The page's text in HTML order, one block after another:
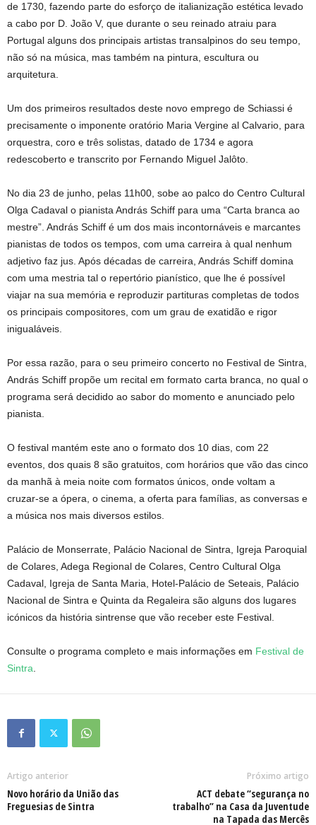
de 1730, fazendo parte do esforço de italianização estética levado
a cabo por D. João V, que durante o seu reinado atraiu para
Portugal alguns dos principais artistas transalpinos do seu tempo,
não só na música, mas também na pintura, escultura ou
arquitetura.
Um dos primeiros resultados deste novo emprego de Schiassi é
precisamente o imponente oratório Maria Vergine al Calvario, para
orquestra, coro e três solistas, datado de 1734 e agora
redescoberto e transcrito por Fernando Miguel Jalôto.
No dia 23 de junho, pelas 11h00, sobe ao palco do Centro Cultural
Olga Cadaval o pianista András Schiff para uma “Carta branca ao
mestre”. András Schiff é um dos mais incontornáveis e marcantes
pianistas de todos os tempos, com uma carreira à qual nenhum
adjetivo faz jus. Após décadas de carreira, András Schiff domina
com uma mestria tal o repertório pianístico, que lhe é possível
viajar na sua memória e reproduzir partituras completas de todos
os principais compositores, com um grau de exatidão e rigor
inigualáveis.
Por essa razão, para o seu primeiro concerto no Festival de Sintra,
András Schiff propõe um recital em formato carta branca, no qual o
programa será decidido ao sabor do momento e anunciado pelo
pianista.
O festival mantém este ano o formato dos 10 dias, com 22
eventos, dos quais 8 são gratuitos, com horários que vão das cinco
da manhã à meia noite com formatos únicos, onde voltam a
cruzar-se a ópera, o cinema, a oferta para famílias, as conversas e
a música nos mais diversos estilos.
Palácio de Monserrate, Palácio Nacional de Sintra, Igreja Paroquial
de Colares, Adega Regional de Colares, Centro Cultural Olga
Cadaval, Igreja de Santa Maria, Hotel-Palácio de Seteais, Palácio
Nacional de Sintra e Quinta da Regaleira são alguns dos lugares
icónicos da história sintrense que vão receber este Festival.
Consulte o programa completo e mais informações em Festival de
Sintra
Artigo anterior
Novo horário da União das
Freguesias de Sintra
Próximo artigo
ACT debate “segurança no
trabalho” na Casa da Juventude
na Tapada das Mercês